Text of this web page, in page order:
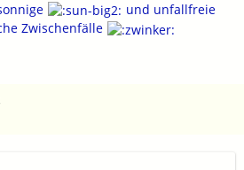
und unfallfreie
Zwischenfälle